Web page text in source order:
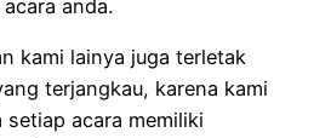
anda.
kami lainya juga terletak
terjangkau, karena kami
setiap acara memiliki